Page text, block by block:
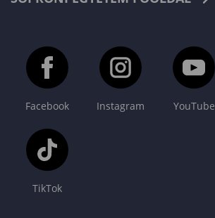
Facebook Instagram YouTube
TikTok